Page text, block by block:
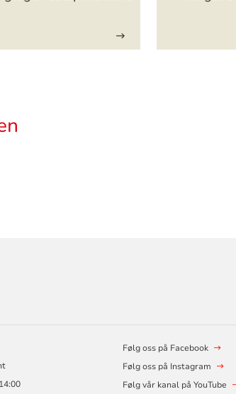
Følg oss på Facebook
Følg oss på Instagram
Følg vår kanal på YouTube